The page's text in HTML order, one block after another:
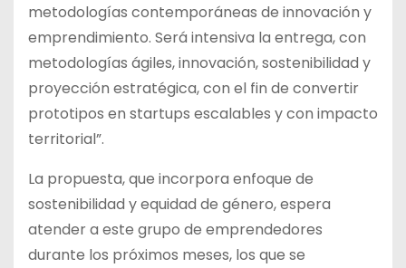
metodologías contemporáneas de innovación y
emprendimiento. Será intensiva la entrega, con
metodologías ágiles, innovación, sostenibilidad y
proyección estratégica, con el fin de convertir
prototipos en startups escalables y con impacto
territorial”.
La propuesta, que incorpora enfoque de
sostenibilidad y equidad de género, espera
atender a este grupo de emprendedores
durante los próximos meses, los que se